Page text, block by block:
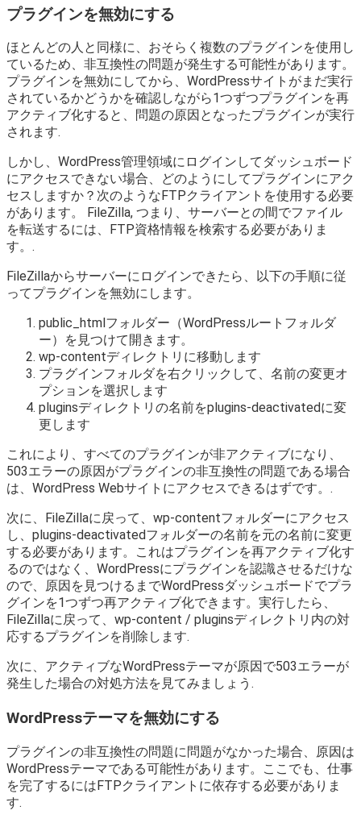
プラグインを無効にする
ほとんどの人と同様に、おそらく複数のプラグインを使用し
ているため、非互換性の問題が発生する可能性があります。
プラグインを無効にしてから、WordPressサイトがまだ実行
されているかどうかを確認しながら1つずつプラグインを再
アクティブ化すると、問題の原因となったプラグインが実行
されます.
しかし、WordPress管理領域にログインしてダッシュボード
にアクセスできない場合、どのようにしてプラグインにアク
セスしますか？次のようなFTPクライアントを使用する必要
があります。 FileZilla, つまり、サーバーとの間でファイル
を転送するには、FTP資格情報を検索する必要がありま
す。.
FileZillaからサーバーにログインできたら、以下の手順に従
ってプラグインを無効にします。
public_htmlフォルダー（WordPressルートフォルダ
ー）を見つけて開きます。
wp-contentディレクトリに移動します
プラグインフォルダを右クリックして、名前の変更オ
プションを選択します
pluginsディレクトリの名前をplugins-deactivatedに変
更します
これにより、すべてのプラグインが非アクティブになり、
503エラーの原因がプラグインの非互換性の問題である場合
は、WordPress Webサイトにアクセスできるはずです。.
次に、FileZillaに戻って、wp-contentフォルダーにアクセス
し、plugins-deactivatedフォルダーの名前を元の名前に変更
する必要があります。これはプラグインを再アクティブ化す
るのではなく、WordPressにプラグインを認識させるだけな
ので、原因を見つけるまでWordPressダッシュボードでプラ
グインを1つずつ再アクティブ化できます。実行したら、
FileZillaに戻って、wp-content / pluginsディレクトリ内の対
応するプラグインを削除します.
次に、アクティブなWordPressテーマが原因で503エラーが
発生した場合の対処方法を見てみましょう.
WordPressテーマを無効にする
プラグインの非互換性の問題に問題がなかった場合、原因は
WordPressテーマである可能性があります。ここでも、仕事
を完了するにはFTPクライアントに依存する必要がありま
す.